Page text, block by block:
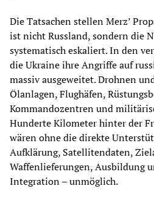
Die Tatsachen stellen Merz’
ist nicht Russland, sondern die
systematisch eskaliert. In den
die Ukraine ihre Angriffe auf
massiv ausgeweitet. Drohnen
Ölanlagen, Flughäfen,
Kommandozentren und
Hunderte Kilometer hinter der
wären ohne die direkte
Aufklärung, Satellitendaten,
Waffenlieferungen, Ausbildung
Integration – unmöglich.